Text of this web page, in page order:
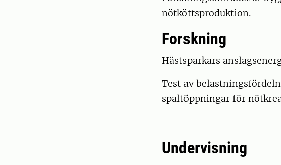
nötköttsproduktion.
Forskning
Hästsparkars
Test av
spaltöppningar för
Undervisning